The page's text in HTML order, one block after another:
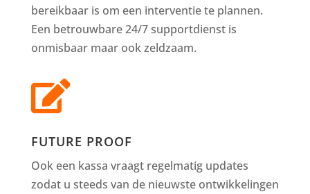
bereikbaar is om een interventie te plannen.
Een betrouwbare 24/7 supportdienst is
onmisbaar maar ook zeldzaam.

FUTURE PROOF
Ook een kassa vraagt regelmatig updates
zodat u steeds van de nieuwste ontwikkelingen